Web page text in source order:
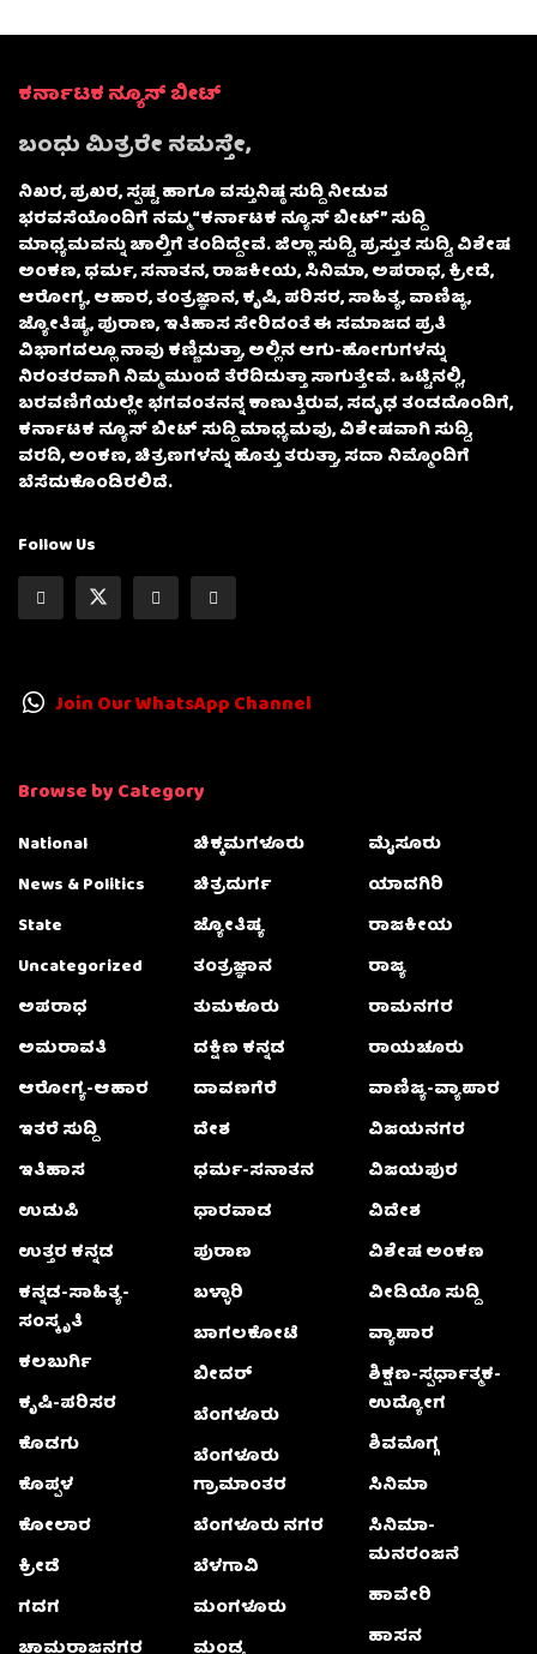
ಕರ್ನಾಟಕ ನ್ಯೂಸ್ ಬೀಟ್
ಬಂಧು ಮಿತ್ರರೇ ನಮಸ್ತೇ,
ನಿಖರ, ಪ್ರಖರ, ಸ್ಪಷ್ಟ ಹಾಗೂ ವಸ್ತುನಿಷ್ಠ ಸುದ್ದಿ ನೀಡುವ
ಭರವಸೆಯೊಂದಿಗೆ ನಮ್ಮ “ಕರ್ನಾಟಕ ನ್ಯೂಸ್ ಬೀಟ್” ಸುದ್ದಿ
ಮಾಧ್ಯಮವನ್ನು ಚಾಲ್ತಿಗೆ ತಂದಿದ್ದೇವೆ. ಜಿಲ್ಲಾ ಸುದ್ದಿ, ಪ್ರಸ್ತುತ ಸುದ್ದಿ, ವಿಶೇಷ
ಅಂಕಣ, ಧರ್ಮ, ಸನಾತನ, ರಾಜಕೀಯ, ಸಿನಿಮಾ, ಅಪರಾಧ, ಕ್ರೀಡೆ,
ಆರೋಗ್ಯ, ಆಹಾರ, ತಂತ್ರಜ್ಞಾನ, ಕೃಷಿ, ಪರಿಸರ, ಸಾಹಿತ್ಯ, ವಾಣಿಜ್ಯ,
ಜ್ಯೋತಿಷ್ಯ, ಪುರಾಣ, ಇತಿಹಾಸ ಸೇರಿದಂತೆ ಈ ಸಮಾಜದ ಪ್ರತಿ
ವಿಭಾಗದಲ್ಲೂ ನಾವು ಕಣ್ಣಿಡುತ್ತಾ, ಅಲ್ಲಿನ ಆಗು-ಹೋಗುಗಳನ್ನು
ನಿರಂತರವಾಗಿ ನಿಮ್ಮ ಮುಂದೆ ತೆರೆದಿಡುತ್ತಾ ಸಾಗುತ್ತೇವೆ. ಒಟ್ಟಿನಲ್ಲಿ,
ಬರವಣಿಗೆಯಲ್ಲೇ ಭಗವಂತನನ್ನ ಕಾಣುತ್ತಿರುವ, ಸದೃಢ ತಂಡದೊಂದಿಗೆ,
ಕರ್ನಾಟಕ ನ್ಯೂಸ್ ಬೀಟ್ ಸುದ್ದಿ ಮಾಧ್ಯಮವು, ವಿಶೇಷವಾಗಿ ಸುದ್ದಿ,
ವರದಿ, ಅಂಕಣ, ಚಿತ್ರಣಗಳನ್ನು ಹೊತ್ತು ತರುತ್ತಾ, ಸದಾ ನಿಮ್ಮೊಂದಿಗೆ
ಬೆಸೆದುಕೊಂಡಿರಲಿದೆ.
Follow Us
Join Our WhatsApp Channel
Browse by Category
National
News & Politics
State
Uncategorized
ಅಪರಾಧ
ಅಮರಾವತಿ
ಆರೋಗ್ಯ-ಆಹಾರ
ಇತರೆ ಸುದ್ದಿ
ಇತಿಹಾಸ
ಉಡುಪಿ
ಉತ್ತರ ಕನ್ನಡ
ಕನ್ನಡ-ಸಾಹಿತ್ಯ-
ಸಂಸ್ಕೃತಿ
ಕಲಬುರ್ಗಿ
ಕೃಷಿ-ಪರಿಸರ
ಕೊಡಗು
ಕೊಪ್ಪಳ
ಕೋಲಾರ
ಕ್ರೀಡೆ
ಗದಗ
ಚಿಕ್ಕಮಗಳೂರು
ಚಿತ್ರದುರ್ಗ
ಜ್ಯೋತಿಷ್ಯ
ತಂತ್ರಜ್ಞಾನ
ತುಮಕೂರು
ದಕ್ಷಿಣ ಕನ್ನಡ
ದಾವಣಗೆರೆ
ದೇಶ
ಧರ್ಮ-ಸನಾತನ
ಧಾರವಾಡ
ಪುರಾಣ
ಬಳ್ಳಾರಿ
ಬಾಗಲಕೋಟೆ
ಬೀದರ್
ಬೆಂಗಳೂರು
ಬೆಂಗಳೂರು
ಗ್ರಾಮಾಂತರ
ಬೆಂಗಳೂರು ನಗರ
ಬೆಳಗಾವಿ
ಮಂಗಳೂರು
ಮೈಸೂರು
ಯಾದಗಿರಿ
ರಾಜಕೀಯ
ರಾಜ್ಯ
ರಾಮನಗರ
ರಾಯಚೂರು
ವಾಣಿಜ್ಯ-ವ್ಯಾಪಾರ
ವಿಜಯನಗರ
ವಿಜಯಪುರ
ವಿದೇಶ
ವಿಶೇಷ ಅಂಕಣ
ವೀಡಿಯೊ ಸುದ್ದಿ
ವ್ಯಾಪಾರ
ಶಿಕ್ಷಣ-ಸ್ಪರ್ಧಾತ್ಮಕ-
ಉದ್ಯೋಗ
ಶಿವಮೊಗ್ಗ
ಸಿನಿಮಾ
ಸಿನಿಮಾ-
ಮನರಂಜನೆ
ಹಾವೇರಿ
ಹಾಸನ